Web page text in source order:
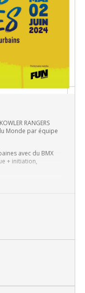
RANGERS
Monde par équipe
avec du BMX
+ initiation,
Jeunes sur
/ 05 62